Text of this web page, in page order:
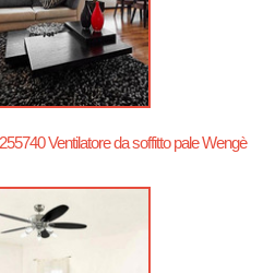
Ventilatore da soffitto pale Wengè